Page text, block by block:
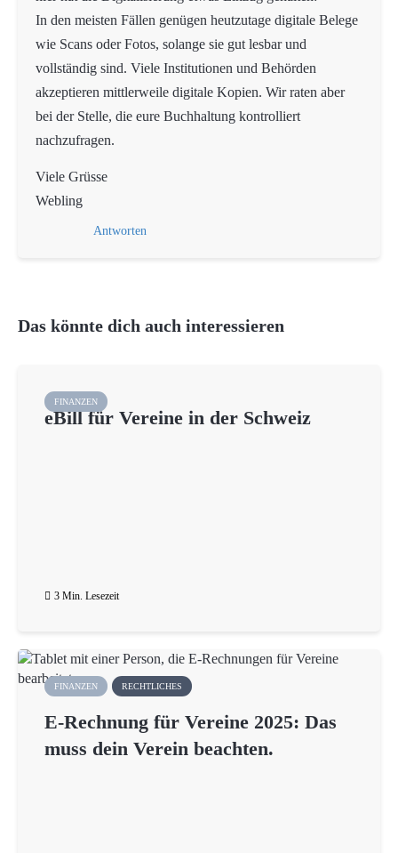
In den meisten Fällen genügen heutzutage digitale Belege
wie Scans oder Fotos, solange sie gut lesbar und
vollständig sind. Viele Institutionen und Behörden
akzeptieren mittlerweile digitale Kopien. Wir raten aber
bei der Stelle, die eure Buchhaltung kontrolliert
nachzufragen.
Viele Grüsse
Webling
Antworten
Das könnte dich auch interessieren
FINANZEN
eBill für Vereine in der Schweiz
3 Min. Lesezeit
FINANZEN RECHTLICHES
E-Rechnung für Vereine 2025: Das
muss dein Verein beachten.